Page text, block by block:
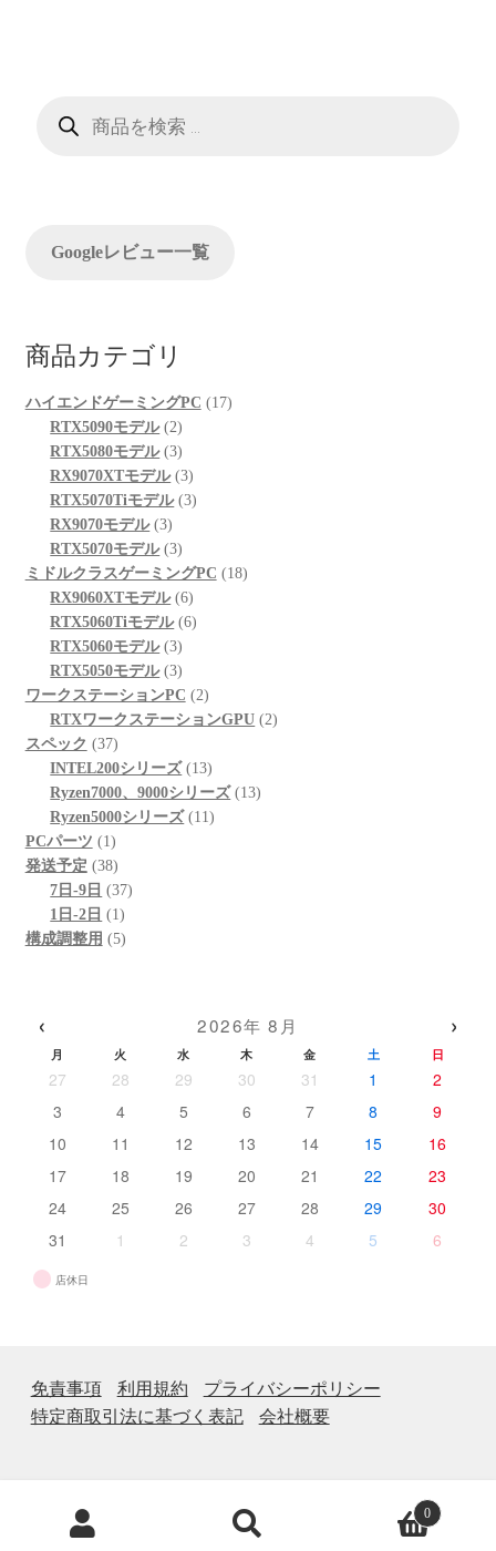
ー
ンGoogleレビュー一覧
商品カテゴリ
ハイエンドゲーミングPC 1717
RTX5090モデル 22
個
の
商
RTX5080モデル 33
個
の
品
RX9070XTモデル 33
個
品
RTX5070Tiモデル 33
商
品
RX9070モデル 33
個
の
商
品
RTX5070モデル 33
個
の
商
品
ミドルクラスゲーミングPC 1818
RX9060XTモデル 66
個
品
RTX5060Tiモデル 66
商
品
RTX5060モデル 33
個
の
商
RTX5050モデル 33
個
の
品
ワークステーションPC 22
個
商
品
RTXワークステーションGPU 22
スペック 3737
個
の
商
品
INTEL200シリーズ 1313
個
の
Ryzen7000、9000シリーズ 1313
Ryzen5000シリーズ 1111
PCパーツ 11
個
の
商
品
発送予定 3838
個
の
商
7日-9日 3737
1日-2日 11
個
構成調整用 55
‹ 2026年 8月 ›
月 火 水 木 金 土 日
27 28 29 30 31 1
2
3
4 5 6 7 8
9
10
11 12 13 14 15
16
17
18 19 20 21 22
23
24
25 26 27 28 29
30
31
1 2 3 4 5 6
店休日
免責事項 利用規約
プライバシーポリシー
特定商取引法に基づく表記
会社概要
0